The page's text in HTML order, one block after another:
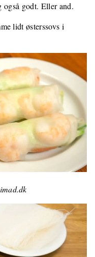
godt. Eller and.
lidt østerssovs i